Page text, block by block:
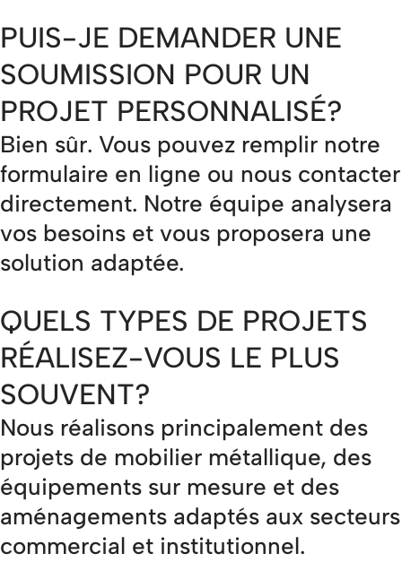
PUIS-JE DEMANDER UNE
SOUMISSION POUR UN
PROJET PERSONNALISÉ?
Bien sûr. Vous pouvez remplir notre
formulaire en ligne ou nous contacter
directement. Notre équipe analysera
vos besoins et vous proposera une
solution adaptée.
QUELS TYPES DE PROJETS
RÉALISEZ-VOUS LE PLUS
SOUVENT?
Nous réalisons principalement des
projets de mobilier métallique, des
équipements sur mesure et des
aménagements adaptés aux secteurs
commercial et institutionnel.